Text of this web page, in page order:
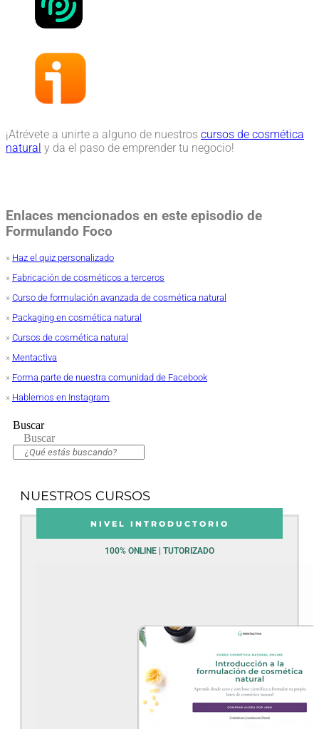
¡Atrévete a unirte a alguno de nuestros cursos de cosmética
natural y da el paso de emprender tu negocio!
Enlaces mencionados en este episodio de
Formulando Foco
» Haz el quiz personalizado
» Fabricación de cosméticos a terceros
» Curso de formulación avanzada de cosmética natural
» Packaging en cosmética natural
» Cursos de cosmética natural
» Mentactiva
» Forma parte de nuestra comunidad de Facebook
» Hablemos en Instagram
Buscar
Buscar
NUESTROS CURSOS
NIVEL INTRODUCTORIO
100% ONLINE | TUTORIZADO